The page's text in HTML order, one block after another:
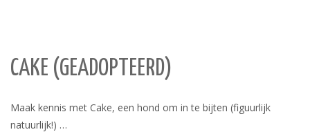
CAKE (GEADOPTEERD)
Maak kennis met Cake, een hond om in te bijten (figuurlijk
natuurlijk!) …